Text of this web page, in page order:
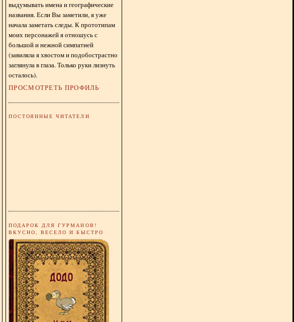
выдумывать имена и географические
названия. Если Вы заметили, я уже
начала заметать следы. К прототипам
моих персонажей я отношусь с
большой и нежной симпатией
(завиляла я хвостом и подобострастно
заглянула в глаза. Только руки лизнуть
осталось).
ПРОСМОТРЕТЬ ПРОФИЛЬ
ПОСТОЯННЫЕ ЧИТАТЕЛИ
ПОДАРОК ДЛЯ ГУРМАНОВ!
ВКУСНО, ВЕСЕЛО И БЫСТРО